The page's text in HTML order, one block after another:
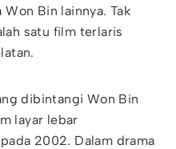
Bin lainnya. Tak
satu film terlaris
dibintangi Won Bin
layar lebar
2002. Dalam drama